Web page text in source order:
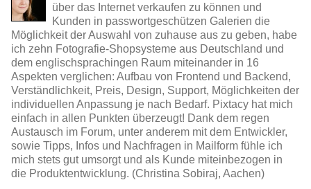
über das Internet verkaufen zu können und
Kunden in passwortgeschützen Galerien die
Möglichkeit der Auswahl von zuhause aus zu geben, habe
ich zehn Fotografie-Shopsysteme aus Deutschland und
dem englischsprachingen Raum miteinander in 16
Aspekten verglichen: Aufbau von Frontend und Backend,
Verständlichkeit, Preis, Design, Support, Möglichkeiten der
individuellen Anpassung je nach Bedarf. Pixtacy hat mich
einfach in allen Punkten überzeugt! Dank dem regen
Austausch im Forum, unter anderem mit dem Entwickler,
sowie Tipps, Infos und Nachfragen in Mailform fühle ich
mich stets gut umsorgt und als Kunde miteinbezogen in
die Produktentwicklung. (Christina Sobiraj, Aachen)